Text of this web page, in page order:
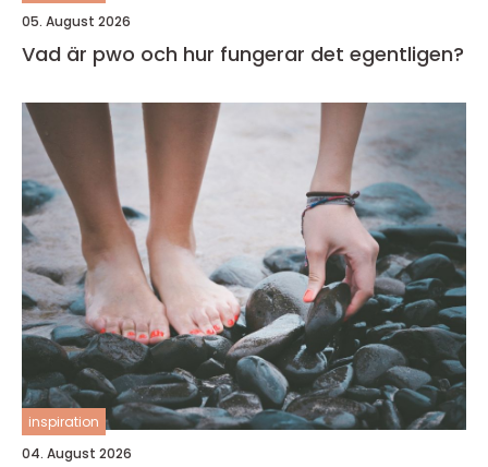
05. August 2026
Vad är pwo och hur fungerar det egentligen?
inspiration
04. August 2026